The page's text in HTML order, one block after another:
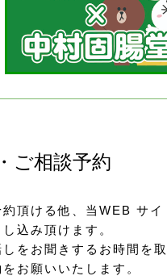
ご相談予約
頂ける他、当WEB サイ
込み頂けます。
をお聞きするお時間を
お願いいたします。